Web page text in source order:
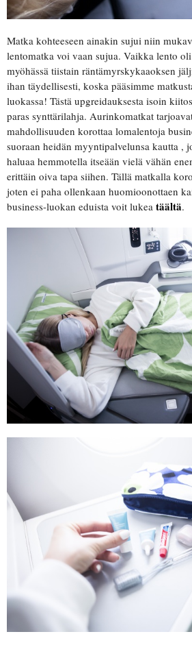
Matka kohteeseen ainakin sujui niin
lentomatka voi vaan sujua. Vaikka lento
myöhässä tiistain räntämyrskykaaoksen
ihan täydellisesti, koska pääsimme
luokassa! Tästä upgreidauksesta isoin
paras synttärilahja. Aurinkomatkat
mahdollisuuden korottaa lomalentoja
suoraan heidän myyntipalvelunsa kautta ,
haluaa hemmotella itseään vielä vähän
erittäin oiva tapa siihen. Tällä matkalla
joten ei paha ollenkaan huomioonottaen
business-luokan eduista voit lukea täältä.